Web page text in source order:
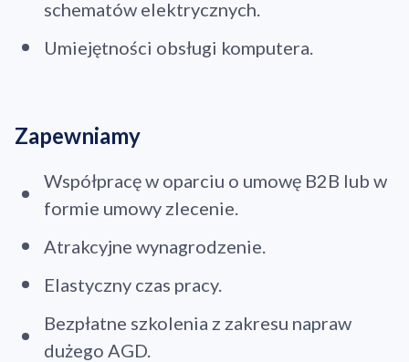
schematów elektrycznych.
Umiejętności obsługi komputera.
Zapewniamy
Współpracę w oparciu o umowę B2B lub w
formie umowy zlecenie.
Atrakcyjne wynagrodzenie.
Elastyczny czas pracy.
Bezpłatne szkolenia z zakresu napraw
dużego AGD.